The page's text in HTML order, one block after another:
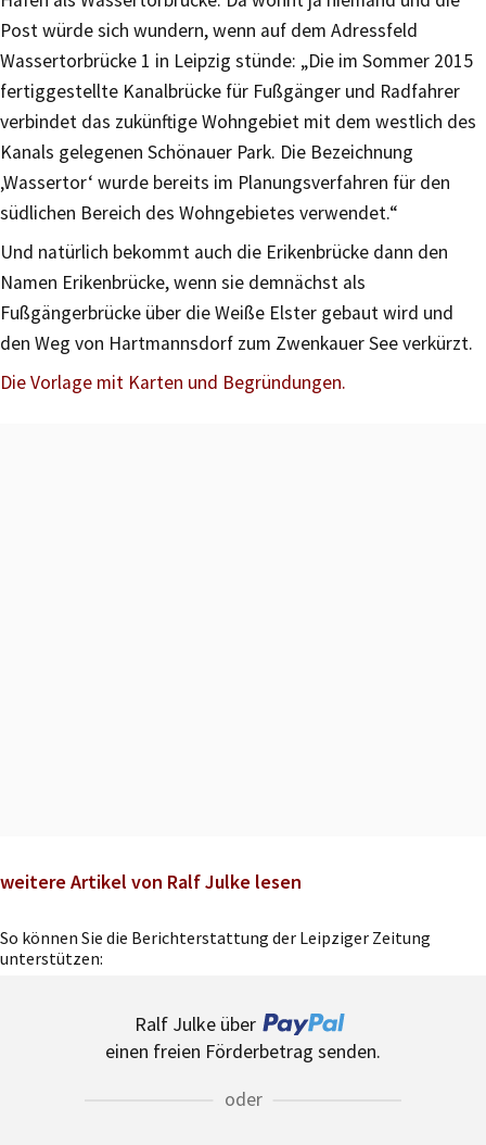
Post würde sich wundern, wenn auf dem Adressfeld
Wassertorbrücke 1 in Leipzig stünde: „Die im Sommer 2015
fertiggestellte Kanalbrücke für Fußgänger und Radfahrer
verbindet das zukünftige Wohngebiet mit dem westlich des
Kanals gelegenen Schönauer Park. Die Bezeichnung
‚Wassertor‘ wurde bereits im Planungsverfahren für den
südlichen Bereich des Wohngebietes verwendet.“
Und natürlich bekommt auch die Erikenbrücke dann den
Namen Erikenbrücke, wenn sie demnächst als
Fußgängerbrücke über die Weiße Elster gebaut wird und
den Weg von Hartmannsdorf zum Zwenkauer See verkürzt.
Die Vorlage mit Karten und Begründungen.
weitere Artikel von Ralf Julke lesen
So können Sie die Berichterstattung der Leipziger Zeitung
unterstützen:
Ralf Julke über
einen freien Förderbetrag senden.
oder